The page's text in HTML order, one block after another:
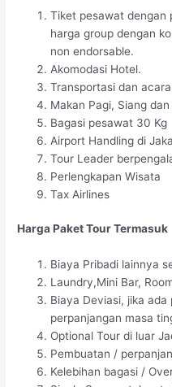
Tiket pesawat dengan
harga group dengan
non endorsable.
Akomodasi Hotel.
Transportasi dan
Makan Pagi, Siang
Bagasi pesawat 30 Kg
Airport Handling di
Tour Leader
Perlengkapan Wisata
Tax Airlines
Harga Paket Tour Termasuk
Biaya Pribadi lainnya
Laundry,Mini Bar,
Biaya Deviasi, jika
perpanjangan masa
Optional Tour di luar
Pembuatan /
Kelebihan bagasi /